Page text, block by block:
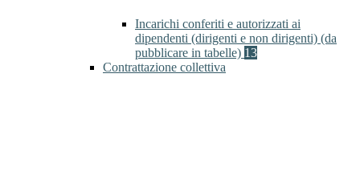
Incarichi conferiti e autorizzati ai
dipendenti (dirigenti e non dirigenti) (da
pubblicare in tabelle) 13
Contrattazione collettiva